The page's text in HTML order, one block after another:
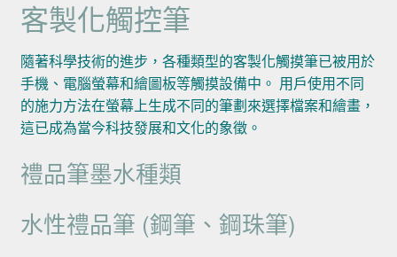
客製化觸控筆
隨著科學技術的進步，各種類型的客製化觸摸筆已被用於
手機、電腦螢幕和繪圖板等觸摸設備中。 用戶使用不同
的施力方法在螢幕上生成不同的筆劃來選擇檔案和繪畫，
這已成為當今科技發展和文化的象徵。
禮品筆墨水種類
水性禮品筆 (鋼筆、鋼珠筆)